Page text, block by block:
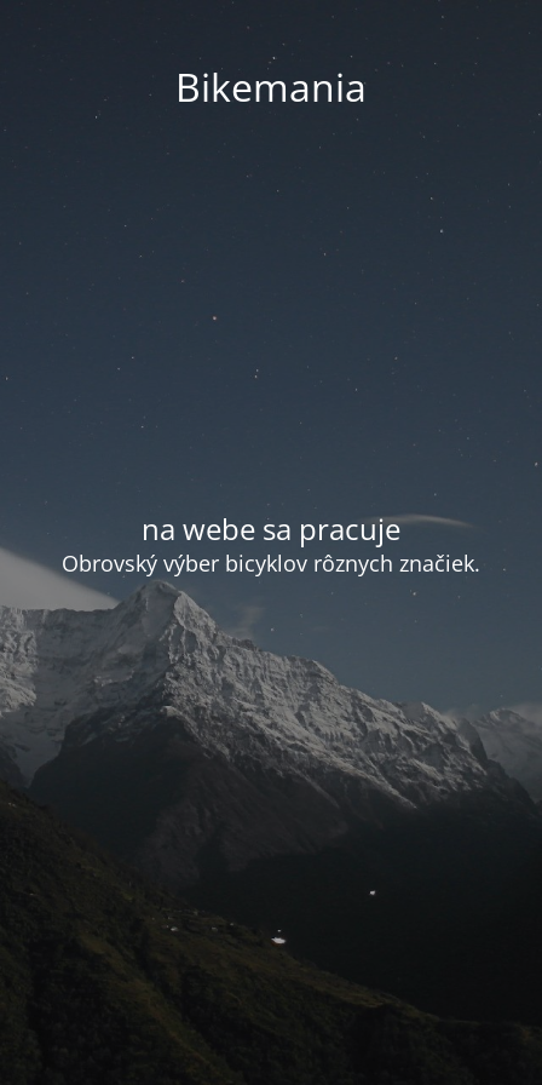
Bikemania
na webe sa pracuje
Obrovský výber bicyklov rôznych značiek.